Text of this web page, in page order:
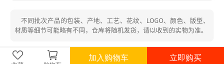
加入购物车 立即购买